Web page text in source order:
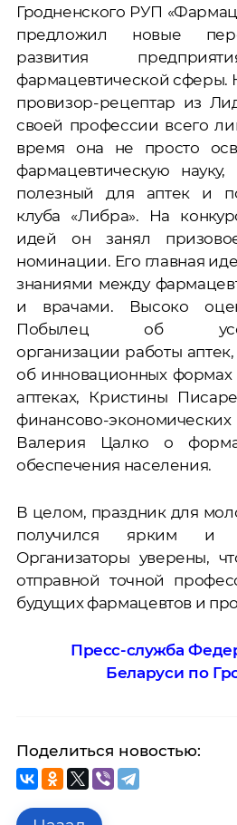
Гродненского РУП
предложил новые
развития
фармацевтической сферы.
провизор-рецептар из
своей профессии всего
время она не просто
фармацевтическую
полезный для аптек и
клуба «Либра». На
идей он занял
номинации. Его главная
знаниями между
и врачами. Высоко
Побылец об
организации работы
об инновационных
аптеках, Кристины
финансово-
Валерия Цалко о
обеспечения населения.
В целом, праздник для
получился ярким и
Организаторы уверены,
отправной точной
будущих фармацевтов и
Пресс-служба
Беларуси по
Поделиться новостью: